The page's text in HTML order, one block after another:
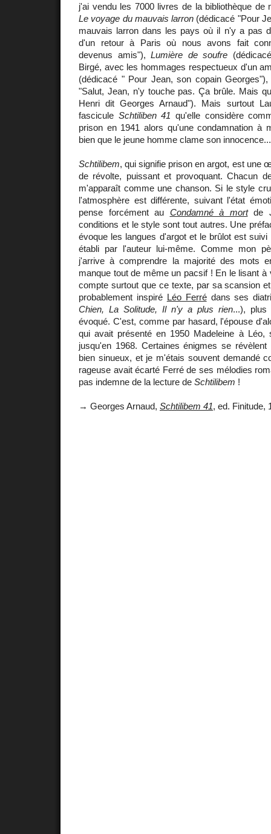
j'ai vendu les 7000 livres de la bibliothèque de
Le voyage du mauvais larron (dédicacé "Pour
mauvais larron dans les pays où il n'y a pas
d'un retour à Paris où nous avons fait
devenus amis"), Lumière de soufre
Birgé, avec les hommages respectueux d'un
(dédicacé " Pour Jean, son copain
"Salut, Jean, n'y touche pas. Ça brûle. Mais
Henri dit Georges Arnaud"). Mais surtout
fascicule Schtiliben 41 qu'elle considère
prison en 1941 alors qu'une condamnation à
bien que le jeune homme clame son innocence...
Schtilibem, qui signifie prison en argot, est une
de révolte, puissant et provoquant. Chacun
m'apparaît comme une chanson. Si le style
l'atmosphère est différente, suivant l'état
pense forcément au Condamné à mortde
conditions et le style sont tout autres. Une
évoque les langues d'argot et le brûlot est
établi par l'auteur lui-même. Comme mon
j'arrive à comprendre la majorité des mots
manque tout de même un pacsif ! En le lisant
compte surtout que ce texte, par sa scansion
probablement inspiré Léo Ferrédans ses
Chien, La Solitude, Il n'y a plus rien...), plus
évoqué. C'est, comme par hasard, l'épouse
qui avait présenté en 1950 Madeleine à
jusqu'en 1968. Certaines énigmes se
bien sinueux, et je m'étais souvent demandé
rageuse avait écarté Ferré de ses mélodies
pas indemne de la lecture de Schtilibem !
→ Georges Arnaud, Schtilibem 41, ed. Finitude,